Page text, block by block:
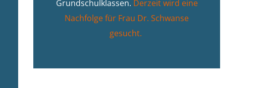
Grundschulklassen. Derzeit wird eine
Nachfolge für Frau Dr. Schwanse
gesucht.